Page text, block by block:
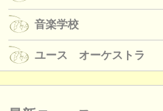
音楽学校
ユース オーケストラ